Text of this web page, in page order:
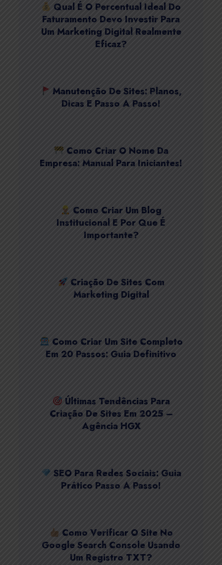
Qual É O Percentual Ideal Do
Faturamento Devo Investir Para
Um Marketing Digital Realmente
Eficaz?
Manutenção De Sites: Planos,
Dicas E Passo A Passo!
Como Criar O Nome Da
Empresa: Manual Para Iniciantes!
Como Criar Um Blog
Institucional E Por Que É
Importante?
Criação De Sites Com
Marketing Digital
Como Criar Um Site Completo
Em 20 Passos: Guia Definitivo
Últimas Tendências Para
Criação De Sites Em 2025 –
Agência HGX
SEO Para Redes Sociais: Guia
Prático Passo A Passo!
Como Verificar O Site No
Google Search Console Usando
Um Registro TXT?